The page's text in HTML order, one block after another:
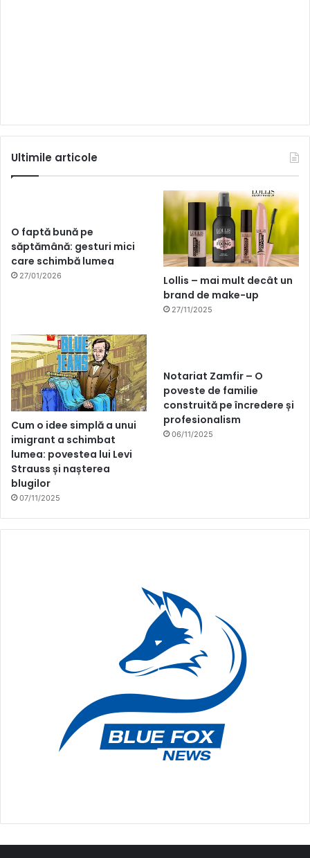
Ultimile articole
O faptă bună pe
săptămână: gesturi mici
care schimbă lumea
27/01/2026
Lollis – mai mult decât un
brand de make-up
27/11/2025
Cum o idee simplă a unui
imigrant a schimbat
lumea: povestea lui Levi
Strauss și nașterea
blugilor
07/11/2025
Notariat Zamfir – O
poveste de familie
construită pe încredere și
profesionalism
06/11/2025